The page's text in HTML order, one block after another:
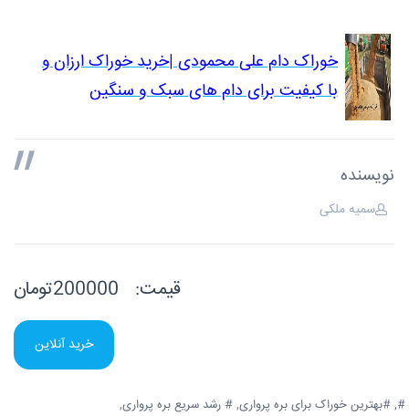
خوراک دام علی محمودی |خرید خوراک ارزان و
با کیفیت برای دام های سبک و سنگین
نویسنده
سمیه ملکی
قیمت:
خرید آنلاین
#, #بهترین خوراک برای بره پرواری, # رشد سریع بره پرواری,